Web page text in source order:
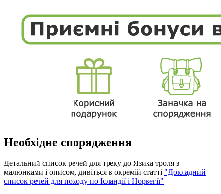
Необхідне спорядження
Детальний список речей для треку до Язика троля з
малюнками і описом, дивіться в окремій статті "Докладний
список речей для походу по Ісландії і Норвегії"